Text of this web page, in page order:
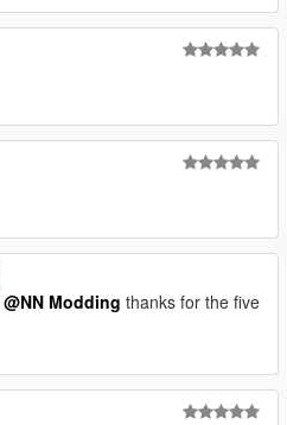
@NN Modding thanks for the five